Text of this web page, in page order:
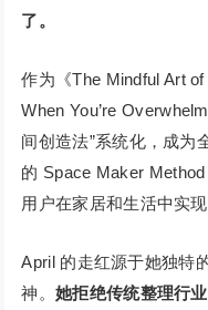
了。
作为《The Mindful Art
When You’re
间创造法”系统化，成为
的 Space Maker
用户在家居和生活中实
April 的走红源于她独特
神。她拒绝传统整理行